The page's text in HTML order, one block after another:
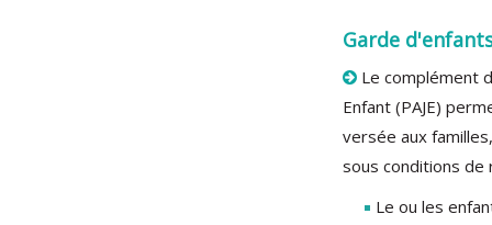
Garde
Le complément
Enfant (PAJE)
versée aux
sous conditions
Le ou les